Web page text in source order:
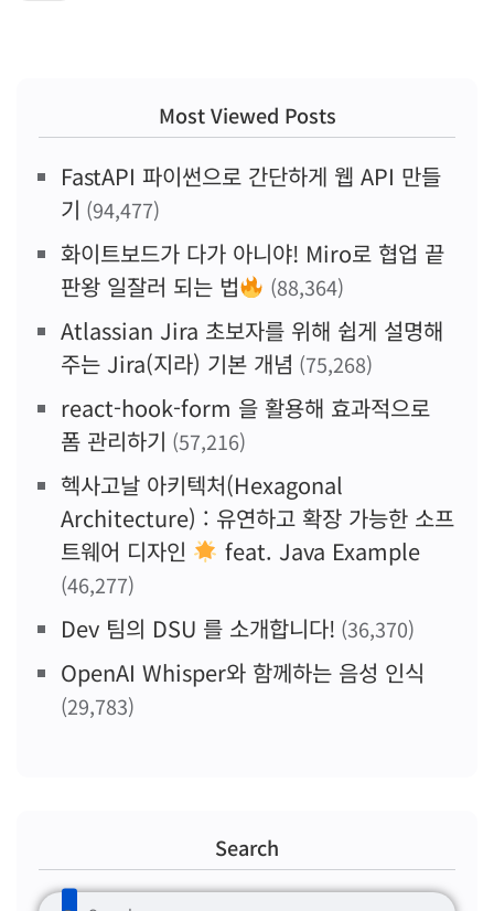
Most Viewed Posts
FastAPI 파이썬으로 간단하게 웹 API 만들
기 (94,477)
화이트보드가 다가 아니야! Miro로 협업 끝
판왕 일잘러 되는 법
(88,364)
Atlassian Jira 초보자를 위해 쉽게 설명해
주는 Jira(지라) 기본 개념 (75,268)
react-hook-form 을 활용해 효과적으로
폼 관리하기 (57,216)
헥사고날 아키텍처(Hexagonal
Architecture) : 유연하고 확장 가능한 소프
트웨어 디자인
feat. Java Example
(46,277)
Dev 팀의 DSU 를 소개합니다! (36,370)
OpenAI Whisper와 함께하는 음성 인식
(29,783)
Search